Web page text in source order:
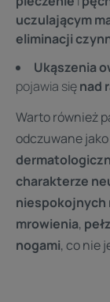
uczulającym
eliminacji
Ukąszenia
pojawia sięnad
Warto również
odczuwane jako
charakterze
niespokojnych
mrowienia,
nogami, co nie